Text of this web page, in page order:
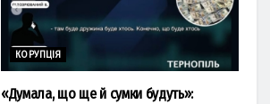
КОРУПЦІЯ
«Думала, що ще й сумки будуть»: